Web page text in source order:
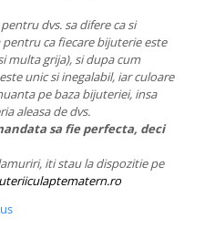
dvs. sa difere ca si
pentru ca fiecare bijuterie este
multa grija), si dupa cum
unic si inegalabil, iar culoare
pe baza bijuteriei, insa
aleasa de dvs.
sa fie perfecta, deci
iti stau la dispozitie pe